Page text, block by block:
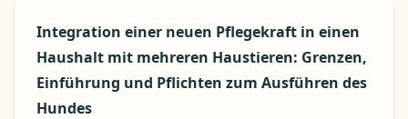
Integration einer neuen Pflegekraft in einen
Haushalt mit mehreren Haustieren: Grenzen,
Einführung und Pflichten zum Ausführen des
Hundes